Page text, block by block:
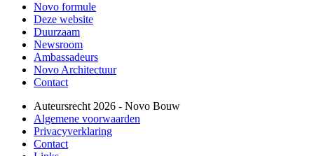
Novo formule
Deze website
Duurzaam
Newsroom
Ambassadeurs
Novo Architectuur
Contact
Auteursrecht 2026 - Novo Bouw
Algemene voorwaarden
Privacyverklaring
Contact